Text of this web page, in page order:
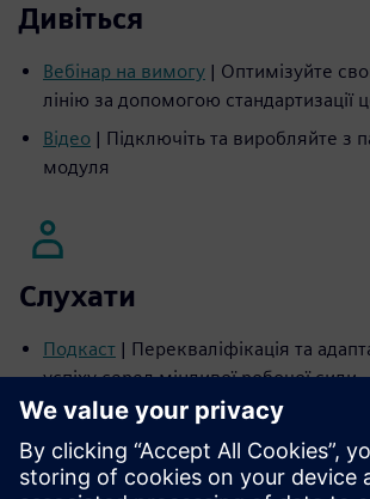
Дивіться
Вебінар на вимогу | Оптимізуйте
лінію за допомогою стандартизації
Відео | Підключіть та виробляйте з
модуля
Слухати
Подкаст | Перекваліфікація та
успіху серед мінливої робочої сили
Подкаст| Розуміння конвергенції IT/
виклики та уявлення про реальний
Подкаст| Стійкість енергетика та